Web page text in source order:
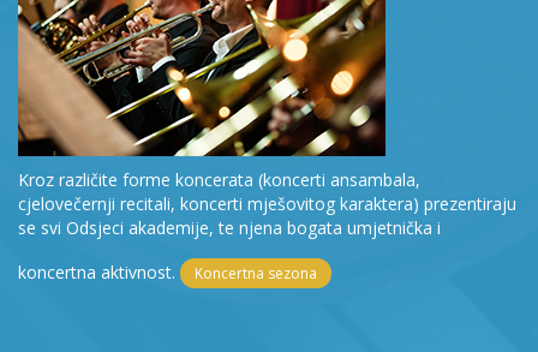
Kroz različite forme koncerata (koncerti ansambala,
cjelovečernji recitali, koncerti mješovitog karaktera) prezentiraju
se svi Odsjeci akademije, te njena bogata umjetnička i
koncertna aktivnost.
Koncertna sezona